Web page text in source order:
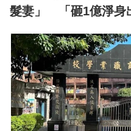
髮妻」 「砸1億淨身